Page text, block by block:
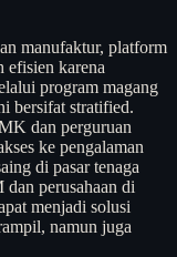
manufaktur, platform
efisien karena
program magang
bersifat stratified.
dan perguruan
ke pengalaman
di pasar tenaga
perusahaan di
menjadi solusi
namun juga